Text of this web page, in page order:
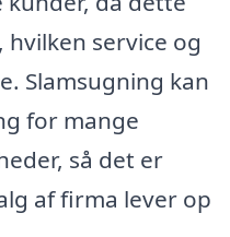
hvilken service og
Slamsugning kan
for mange
så det er
af firma lever op